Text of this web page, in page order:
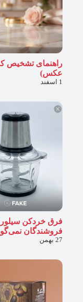
راهنمای تشخیص
عکس)
1 اسفند
فروشندگان
27 بهمن